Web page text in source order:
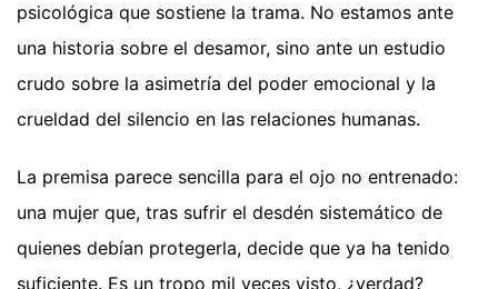
psicológica que sostiene la trama. No estamos ante
una historia sobre el desamor, sino ante un estudio
crudo sobre la asimetría del poder emocional y la
crueldad del silencio en las relaciones humanas.
La premisa parece sencilla para el ojo no entrenado:
una mujer que, tras sufrir el desdén sistemático de
quienes debían protegerla, decide que ya ha tenido
suficiente. Es un tropo mil veces visto, ¿verdad?